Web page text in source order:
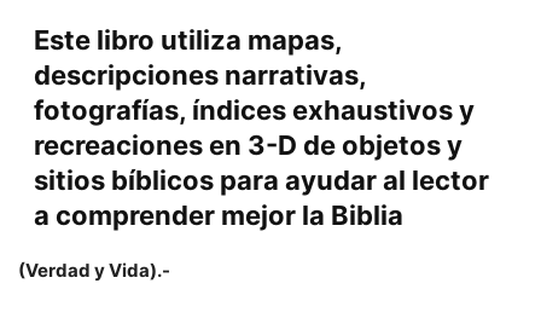
Este libro utiliza mapas,
descripciones narrativas,
fotografías, índices exhaustivos y
recreaciones en 3-D de objetos y
sitios bíblicos para ayudar al lector
a comprender mejor la Biblia
(Verdad y Vida).-